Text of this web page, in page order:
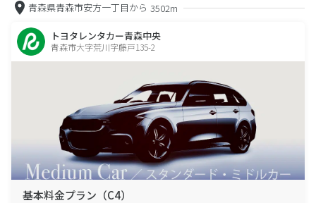
青森県青森市安方一丁目から 3502m
トヨタレンタカー青森中央
青森市大字荒川字藤戸135-2
基本料金プラン（C4）